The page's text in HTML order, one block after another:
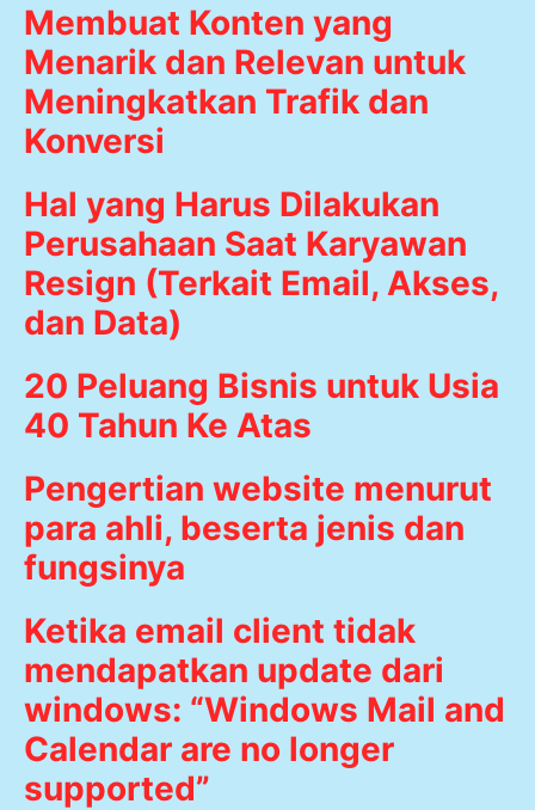
Membuat Konten yang
Menarik dan Relevan untuk
Meningkatkan Trafik dan
Konversi
Hal yang Harus Dilakukan
Perusahaan Saat Karyawan
Resign (Terkait Email, Akses,
dan Data)
20 Peluang Bisnis untuk Usia
40 Tahun Ke Atas
Pengertian website menurut
para ahli, beserta jenis dan
fungsinya
Ketika email client tidak
mendapatkan update dari
windows: “Windows Mail and
Calendar are no longer
supported”